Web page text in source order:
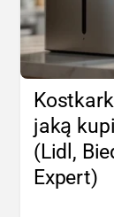
jaką
(Lidl,
Expert)